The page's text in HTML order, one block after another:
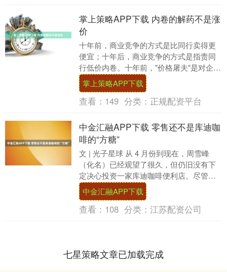
掌上策略APP下载 内卷的解药不是涨
价
十年前，商业竞争的方式是比同行卖得更
便宜；十年后，商业竞争的方式是指责同
行低价内卷。十年前，"价格屠夫"是对企业
的至高褒奖，十年后，它成了伤害经济的
元凶。 商家....
掌上策略APP下载
查看： 149 分类： 正规配资平台
中金汇融APP下载 零售还不是库迪咖
啡的“方糖”
文 | 光子星球 从 4 月份到现在，周雪峰
（化名）已经观望了很久，但仍旧没有下
定决心投资一家库迪咖啡便利店。尽管在
他看来，这已经是他考察的众多项目
中，"相当稳....
中金汇融APP下载
查看： 108 分类： 江苏配资公司
七星策略文章已加载完成